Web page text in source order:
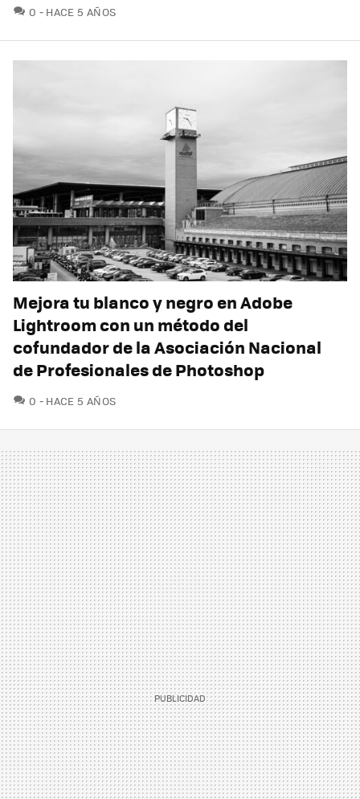
0 COMENTARIOS
HACE 5 AÑOS
Mejora tu blanco y negro en Adobe
Lightroom con un método del
cofundador de la Asociación Nacional
de Profesionales de Photoshop
0 COMENTARIOS
HACE 5 AÑOS